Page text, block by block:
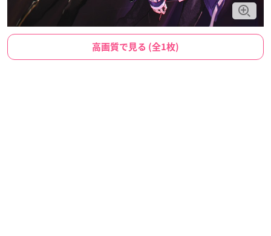
高画質で見る (全1枚)